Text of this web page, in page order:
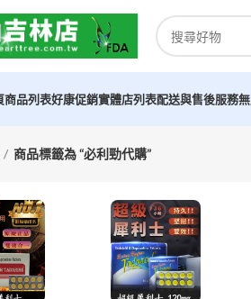
商品列表好康促銷實體店列表配送與售後服務
商品標籤為 “必利勁代購”